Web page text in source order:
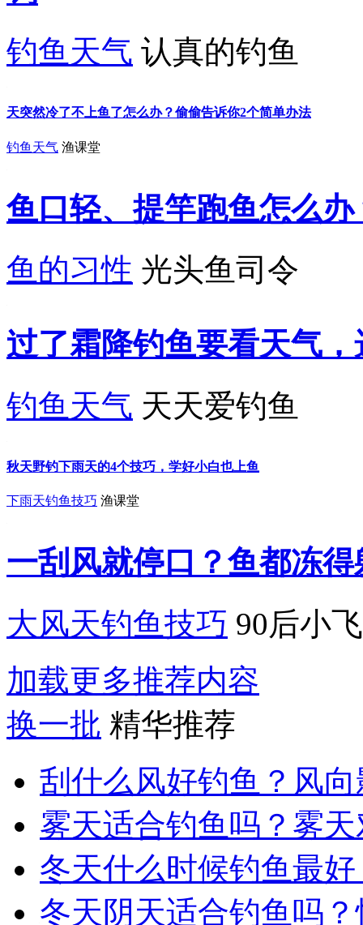
钓鱼天气 认真的钓鱼
天突然冷了不上鱼了怎么办？偷偷告诉你2个简单办法
钓鱼天气 渔课堂
鱼口轻、提竿跑鱼怎么
鱼的习性 光头鱼司令
过了霜降钓鱼要看天气
钓鱼天气 天天爱钓鱼
秋天野钓下雨天的4个技巧，学好小白也上鱼
下雨天钓鱼技巧 渔课堂
一刮风就停口？鱼都冻
大风天钓鱼技巧 90后小飞
加载更多推荐内容
换一批 精华推荐
刮什么风好钓鱼？风
雾天适合钓鱼吗？雾
冬天什么时候钓鱼最
冬天阴天适合钓鱼吗